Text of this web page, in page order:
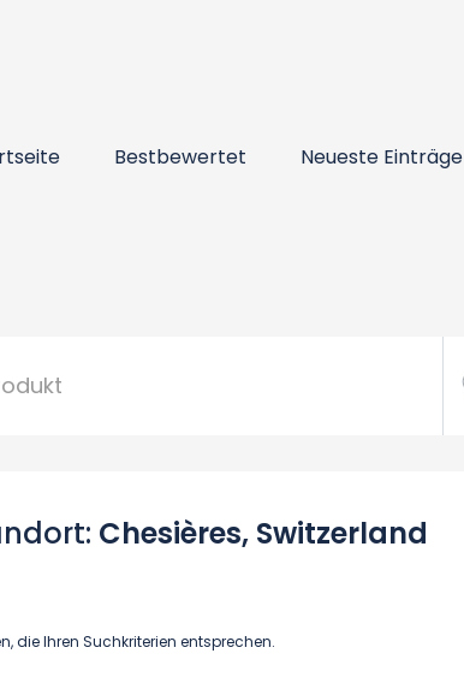
Bestbewertet Neueste Einträge
Chesières, Switzerland
die Ihren Suchkriterien entsprechen.